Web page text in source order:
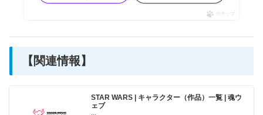
ポチップ
【関連情報】
STAR WARS | キャラクター（作品）一覧 | 魂ウ
ェブ